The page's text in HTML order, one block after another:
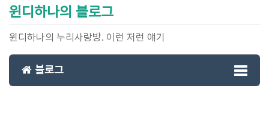
윈디하나의 블로그
윈디하나의 누리사랑방. 이런 저런 얘기
블로그